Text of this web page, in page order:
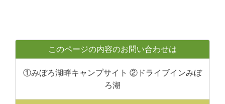
このページの内容のお問い合わせは
①みぼろ湖畔キャンプサイト ②ドライブインみぼ
ろ湖